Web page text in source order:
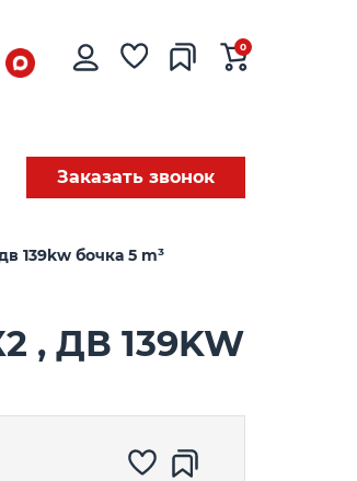
0
Заказать звонок
139kw бочка 5 m³
, ДВ 139KW